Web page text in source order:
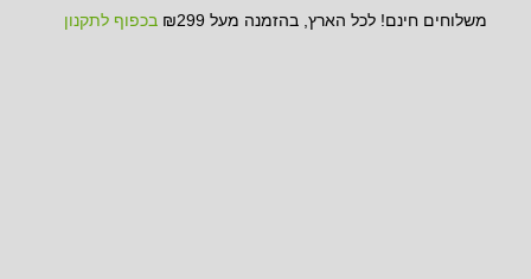
משלוחים חינם! לכל הארץ, בהזמנה מעל ₪299 בכפוף לתקנון